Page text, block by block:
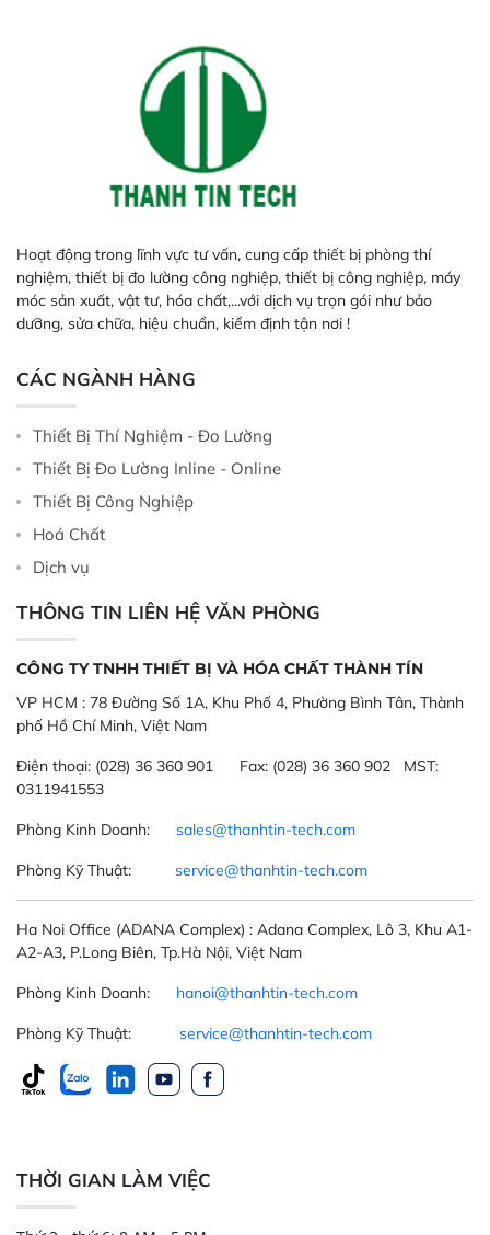
Hoạt động trong lĩnh vực tư vấn, cung cấp thiết bị phòng thí
nghiệm, thiết bị đo lường công nghiệp, thiết bị công nghiệp, máy
móc sản xuất, vật tư, hóa chất,...với dịch vụ trọn gói như bảo
dưỡng, sửa chữa, hiệu chuẩn, kiểm định tận nơi !
CÁC NGÀNH HÀNG
Thiết Bị Thí Nghiệm - Đo Lường
Thiết Bị Đo Lường Inline - Online
Thiết Bị Công Nghiệp
Hoá Chất
Dịch vụ
THÔNG TIN LIÊN HỆ VĂN PHÒNG
CÔNG TY TNHH THIẾT BỊ VÀ HÓA CHẤT THÀNH TÍN
VP HCM : 78 Đường Số 1A, Khu Phố 4, Phường Bình Tân, Thành
phố Hồ Chí Minh, Việt Nam
Điện thoại: (028) 36 360 901 Fax: (028) 36 360 902 MST:
0311941553
Phòng Kinh Doanh: sales@thanhtin-tech.com
Phòng Kỹ Thuật: service@thanhtin-tech.com
Ha Noi Office (ADANA Complex) : Adana Complex, Lô 3, Khu A1-
A2-A3, P.Long Biên, Tp.Hà Nội, Việt Nam
Phòng Kinh Doanh: hanoi@thanhtin-tech.com
Phòng Kỹ Thuật: service@thanhtin-tech.com
THỜI GIAN LÀM VIỆC